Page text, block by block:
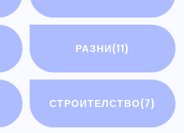
РАЗНИ(11)
СТРОИТЕЛСТВО(7)
РАЗНИ